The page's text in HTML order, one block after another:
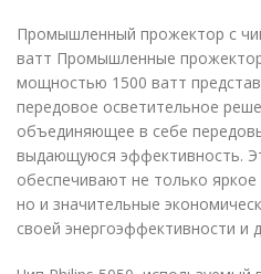
Промышленный прожектор с
ватт Промышленные
мощностью 1500 ватт
передовое осветительное
объединяющее в себе
выдающуюся эффективность.
обеспечивают не только
но и значительные
своей энергоэффективности и